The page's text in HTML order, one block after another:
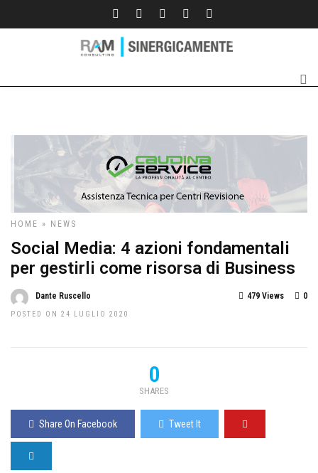
HOME » NEWS
Social Media: 4 azioni fondamentali
per gestirli come risorsa di Business
Dante Ruscello
POSTED ON 24 LUGLIO 2020
0
479 Views
0
SHARES
Share On Facebook Tweet It